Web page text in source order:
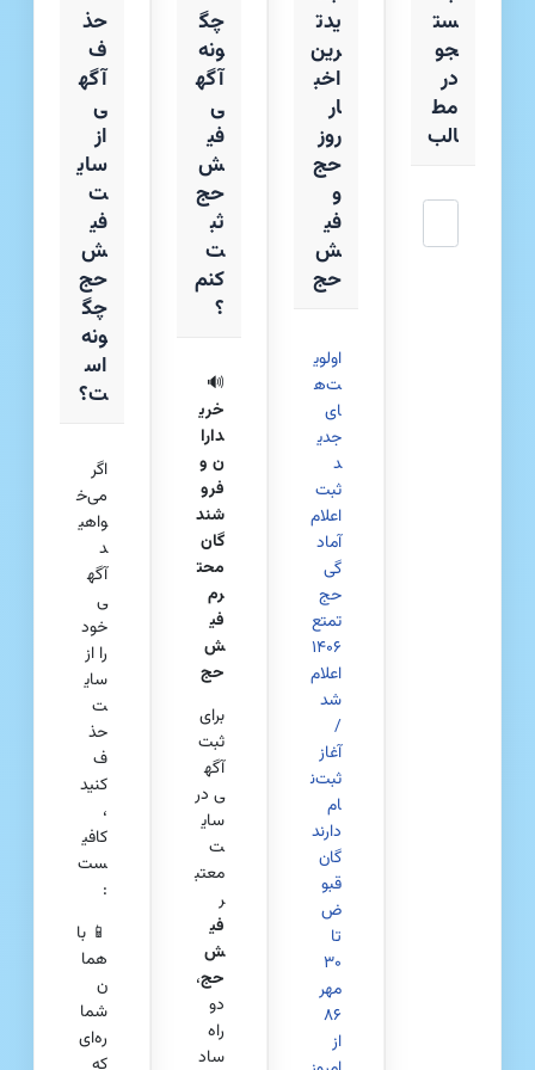
ست
جو
در
مط
الب
یدت
رین
اخب
ار
روز
حج
و
فی
ش
حج
اولوی
ت‌ه
ای
جدی
د
ثبت
اعلام
آماد
گی
حج
تمتع
۱۴۰۶
اعلام
شد
/
آغاز
ثبت‌ن
ام
دارند
گان
قبو
ض
تا
۳۰
مهر
۸۶
از
چگ
ونه
آگه
ی
فی
ش
حج
ثب
ت
کنم
؟
🔊
خری
دارا
ن و
فرو
شند
گان
محت
رم
فی
ش
حج
برای
ثبت
آگه
ی در
سای
ت
معتب
ر
فی
ش‌
حج،
دو
راه
ساد
حذ
ف
آگه
ی
از
سای
ت
فی
ش‌
حج
چگ
ونه
اس
ت؟
اگر
می‌خ
واهی
د
آگه
ی
خود
را از
سای
ت
حذ
ف
کنید
،
کافی
ست
:
📱 با
هما
ن
شما
ره‌ای